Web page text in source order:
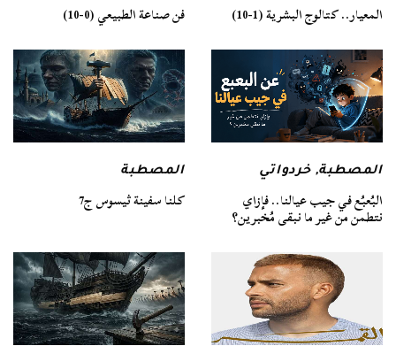
المعيار.. كتالوج البشرية (1-10) فن صناعة الطبيعي (0-10)
المصطبة,خردواتي
البُعبُع في جيب عيالنا.. فإزاي
نتطمن من غير ما نبقى مُخبرين؟
المصطبة
كلنا سفينة ثيسوس ج7